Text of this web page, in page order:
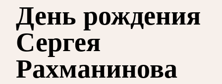
День рождения
Сергея
Рахманинова